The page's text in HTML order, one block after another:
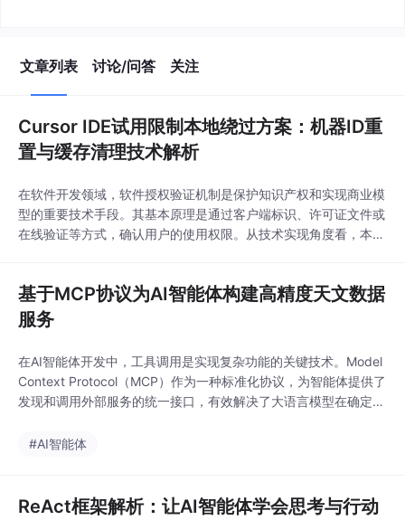
文章列表 讨论/问答 关注
Cursor IDE试用限制本地绕过方案：机器ID重
置与缓存清理技术解析
在软件开发领域，软件授权验证机制是保护知识产权和实现商业模
型的重要技术手段。其基本原理是通过客户端标识、许可证文件或
在线验证等方式，确认用户的使用权限。从技术实现角度看，本地
益，但有时也会因地区限制或试用策略影响开发者的体验评估。在
实际应用场景中，开发者出于学习研究目的，可能需要临
基于MCP协议为AI智能体构建高精度天文数据
服务
在AI智能体开发中，工具调用是实现复杂功能的关键技术。Model
Context Protocol（MCP）作为一种标准化协议，为智能体提供了
发现和调用外部服务的统一接口，有效解决了大语言模型在确定性
P工具，开发者可以扩展智能体的功能边界，减少模型幻觉，提升
#AI智能体
ReAct框架解析：让AI智能体学会思考与行动